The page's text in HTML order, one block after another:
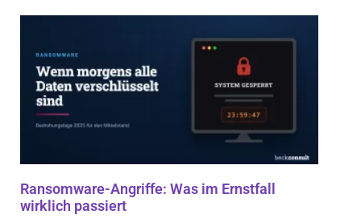
Ransomware-Angriffe: Was im Ernstfall
wirklich passiert